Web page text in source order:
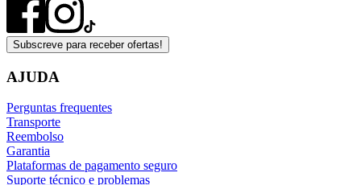
Subscreve para receber ofertas!
AJUDA
Perguntas frequentes
Transporte
Reembolso
Garantia
Plataformas de pagamento seguro
Suporte técnico e problemas